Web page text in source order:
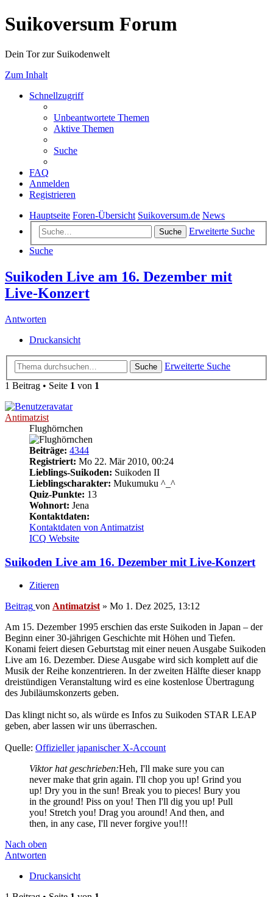
Suikoversum Forum
Dein Tor zur Suikodenwelt
Zum Inhalt
Schnellzugriff
Unbeantwortete Themen
Aktive Themen
Suche
FAQ
Anmelden
Registrieren
Hauptseite Foren-Übersicht Suikoversum.de News
Suche
Erweiterte Suche
Suche
Suikoden Live am 16. Dezember mit
Live-Konzert
Antworten
Druckansicht
Suche
Erweiterte Suche
1 Beitrag • Seite 1 von 1
Antimatzist
Flughörnchen
Beiträge: 4344
Registriert: Mo 22. Mär 2010, 00:24
Lieblings-Suikoden: Suikoden II
Lieblingscharakter: Mukumuku ^_^
Quiz-Punkte: 13
Wohnort: Jena
Kontaktdaten:
Kontaktdaten von Antimatzist
ICQ Website
Suikoden Live am 16. Dezember mit Live-Konzert
Zitieren
Beitrag von Antimatzist » Mo 1. Dez 2025, 13:12
Am 15. Dezember 1995 erschien das erste Suikoden in Japan – der
Beginn einer 30-jährigen Geschichte mit Höhen und Tiefen.
Konami feiert diesen Geburtstag mit einer neuen Ausgabe Suikoden
Live am 16. Dezember. Diese Ausgabe wird sich komplett auf die
Musik der Reihe konzentrieren. In der zweiten Hälfte dieser knapp
dreistündigen Veranstaltung wird es eine kostenlose Übertragung
des Jubiläumskonzerts geben.
Das klingt nicht so, als würde es Infos zu Suikoden STAR LEAP
geben, aber lassen wir uns überraschen.
Quelle: Offizieller japanischer X-Account
Viktor hat geschrieben:Heh, I'll make sure you can
never make that grin again. I'll chop you up! Grind you
up! Dry you in the sun! Break you to pieces! Bury you
in the ground! Piss on you! Then I'll dig you up! Pull
you! Stretch you! Drag you around! And then, and
then, in any case, I'll never forgive you!!!
Nach oben
Antworten
Druckansicht